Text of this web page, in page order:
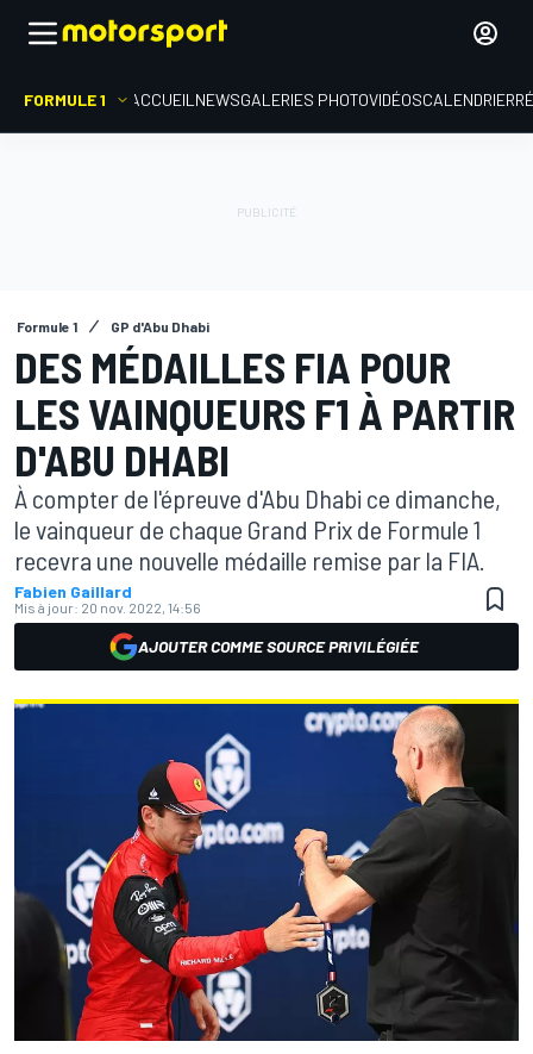
FORMULE 1 ACCUEIL NEWSGALERIES PHOTOVIDÉOSCALENDRIER
Formule 1 GP d'Abu Dhabi
DES MÉDAILLES FIA POUR
LES VAINQUEURS F1 À PARTIR
D'ABU DHABI
À compter de l'épreuve d'Abu Dhabi ce dimanche,
le vainqueur de chaque Grand Prix de Formule 1
recevra une nouvelle médaille remise par la FIA.
Fabien Gaillard
Mis à jour: 20 nov. 2022, 14:56
AJOUTER COMME SOURCE PRIVILÉGIÉE